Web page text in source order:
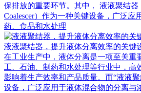
保排放的重要环节。其中， 液液聚结器
Coalescer）作为一种关键设备，广泛应
药、食品和水处理
液液聚结器，提升液体分离效率的关键
在工业生产中，液体分离是一项至关重
工、石油、制药和水处理等行业中，高
影响着生产效率和产品质量。而“液液
设备，广泛应用于液体混合物的分离与